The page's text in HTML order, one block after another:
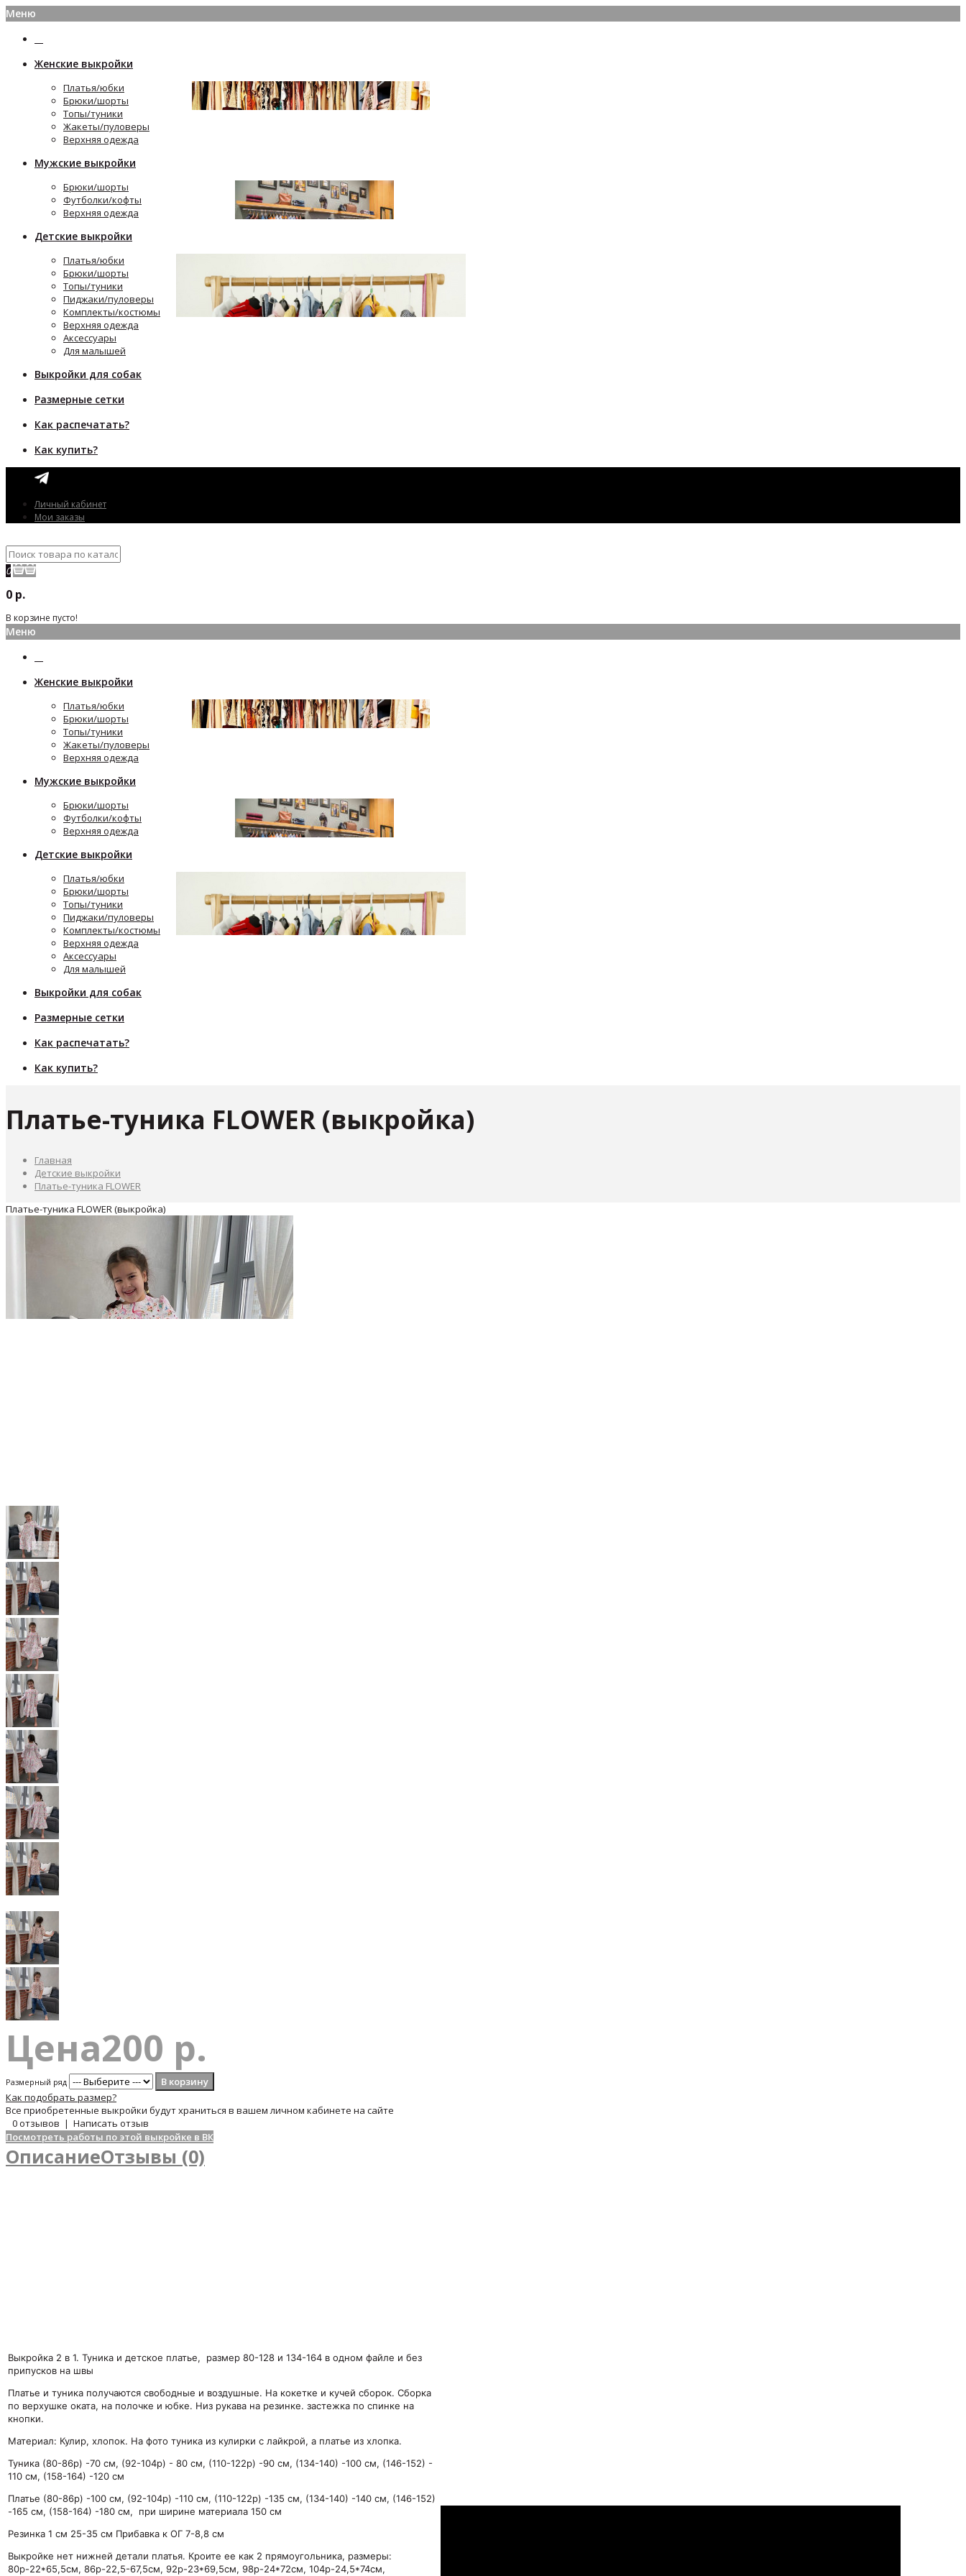
Меню
Женские выкройки
Платья/юбки
Брюки/шорты
Топы/туники
Жакеты/пуловеры
Верхняя одежда
Мужские выкройки
Брюки/шорты
Футболки/кофты
Верхняя одежда
Детские выкройки
Платья/юбки
Брюки/шорты
Топы/туники
Пиджаки/пуловеры
Комплекты/костюмы
Верхняя одежда
Аксессуары
Для малышей
Выкройки для собак
Размерные сетки
Как распечатать?
Как купить?
Личный кабинет
Мои заказы
0
0 р.
В корзине пусто!
Меню
Женские выкройки
Платья/юбки
Брюки/шорты
Топы/туники
Жакеты/пуловеры
Верхняя одежда
Мужские выкройки
Брюки/шорты
Футболки/кофты
Верхняя одежда
Детские выкройки
Платья/юбки
Брюки/шорты
Топы/туники
Пиджаки/пуловеры
Комплекты/костюмы
Верхняя одежда
Аксессуары
Для малышей
Выкройки для собак
Размерные сетки
Как распечатать?
Как купить?
Платье-туника FLOWER (выкройка)
Главная
Детские выкройки
Платье-туника FLOWER
Платье-туника FLOWER (выкройка)
Цена200 р.
Размерный ряд
Как подобрать размер?
Все приобретенные выкройки будут храниться в вашем личном кабинете на сайте
0 отзывов | Написать отзыв
Посмотреть работы по этой выкройке в ВК
ОписаниеОтзывы (0)
Выкройка 2 в 1. Туника и детское платье, размер 80-128 и 134-164 в одном файле и без
припусков на швы
Платье и туника получаются свободные и воздушные. На кокетке и кучей сборок. Сборка
по верхушке оката, на полочке и юбке. Низ рукава на резинке. застежка по спинке на
кнопки.
Материал: Кулир, хлопок. На фото туника из кулирки с лайкрой, а платье из хлопка.
Туника (80-86р) -70 см, (92-104р) - 80 см, (110-122р) -90 см, (134-140) -100 см, (146-152) -
110 см, (158-164) -120 см
Платье (80-86р) -100 см, (92-104р) -110 см, (110-122р) -135 см, (134-140) -140 см, (146-152)
-165 см, (158-164) -180 см, при ширине материала 150 см
Резинка 1 см 25-35 см Прибавка к ОГ 7-8,8 см
Выкройке нет нижней детали платья. Кроите ее как 2 прямоугольника, размеры:
80р-22*65,5см, 86р-22,5-67,5см, 92р-23*69,5см, 98р-24*72см, 104р-24,5*74см,